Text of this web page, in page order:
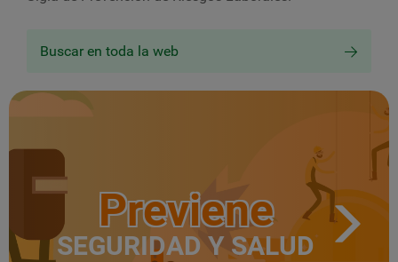
Buscar en toda la web
Previene
SEGURIDAD Y SALUD